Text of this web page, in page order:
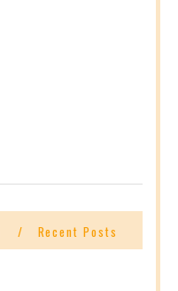
Recent Posts